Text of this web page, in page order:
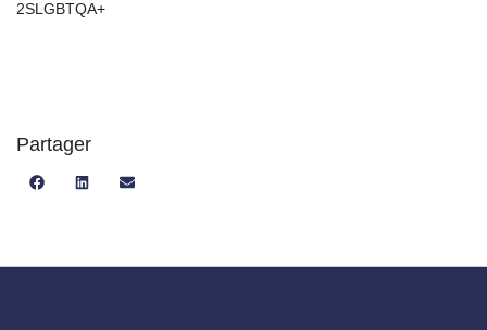
2SLGBTQA+
Partager
Share
ShareShare